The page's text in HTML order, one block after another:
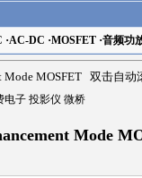
·AC-DC ·MOSFET·音频功
Mode MOSFET 双击自动
电子 投影仪 微桥
Mode